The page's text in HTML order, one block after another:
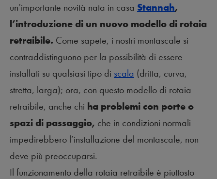
un’importante novità nata in casa Stannah,
l’introduzione di un nuovo modello di rotaia
retraibile. Come sapete, i nostri montascale si
contraddistinguono per la possibilità di essere
installati su qualsiasi tipo di scala (dritta, curva,
stretta, larga); ora, con questo modello di rotaia
retraibile, anche chi ha problemi con porte o
spazi di passaggio, che in condizioni normali
impedirebbero l’installazione del montascale, non
deve più preoccuparsi.
Il funzionamento della rotaia retraibile è piuttosto